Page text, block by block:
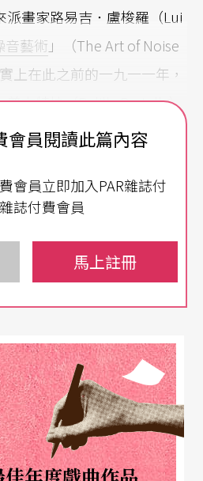
派畫家路易吉．盧梭羅（Lui
音藝術 」（The Art of Noise
上在此之前的一九一一年，
來特拉（Balilla Pratella）
宣言」（Technical Manifest
素、作者曾受過的訓練、並
、汽車和飛機。這一切都必
主題中。」這一宣言深深影
便發表了「噪音藝術」宣
言」之前，許多古典作曲家
院派訓練所加諸他們身上的
目標之一是反古典主義和唯
觀點都緊緊掌控著過去的藝
（Ferruccio Busoni）在一
會員閱讀此篇內容
會員立即加入PAR雜誌付
誌付費會員
馬上註冊